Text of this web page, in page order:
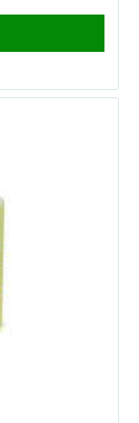
range:
€361,00